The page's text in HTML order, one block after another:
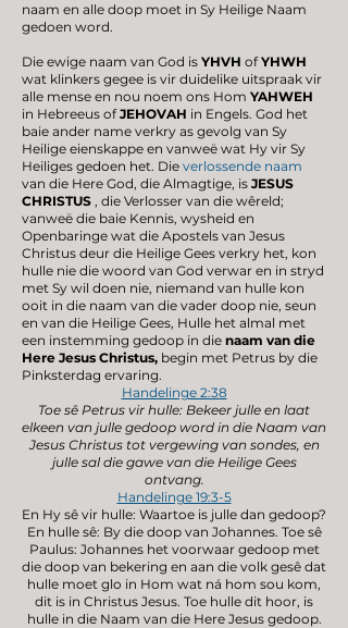
naam en alle doop moet in Sy Heilige Naam
gedoen word.
Die ewige naam van God is YHVH ofYHWH
wat klinkers gegee is vir duidelike uitspraak vir
alle mense en nou noem ons Hom YAHWEH
in Hebreeus ofJEHOVAH in Engels. God het
baie ander name verkry as gevolg van Sy
Heilige eienskappe en vanweë wat Hy vir Sy
Heiliges gedoen het. Die verlossende naam
van die Here God, die Almagtige, is JESUS
CHRISTUS , die Verlosser van die wêreld;
vanweë die baie Kennis, wysheid en
Openbaringe wat die Apostels van Jesus
Christus deur die Heilige Gees verkry het, kon
hulle nie die woord van God verwar en in stryd
met Sy wil doen nie, niemand van hulle kon
ooit in die naam van die vader doop nie, seun
en van die Heilige Gees, Hulle het almal met
een instemming gedoop in die naam van die
Here Jesus Christus, begin met Petrus by die
Pinksterdag ervaring.
Handelinge 2:38
Toe sê Petrus vir hulle: Bekeer julle en laat
elkeen van julle gedoop word in die Naam van
Jesus Christus tot vergewing van sondes, en
julle sal die gawe van die Heilige Gees
ontvang.
Handelinge 19:3-5
En Hy sê vir hulle: Waartoe is julle dan gedoop?
En hulle sê: By die doop van Johannes. Toe sê
Paulus: Johannes het voorwaar gedoop met
die doop van bekering en aan die volk gesê dat
hulle moet glo in Hom wat ná hom sou kom,
dit is in Christus Jesus. Toe hulle dit hoor, is
hulle in die Naam van die Here Jesus gedoop.